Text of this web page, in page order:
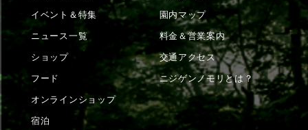
イベント＆特集
ニュース一覧
ショップ
フード
オンラインショップ
宿泊
園内マップ
料金＆営業案内
交通アクセス
ニジゲンノモリとは？